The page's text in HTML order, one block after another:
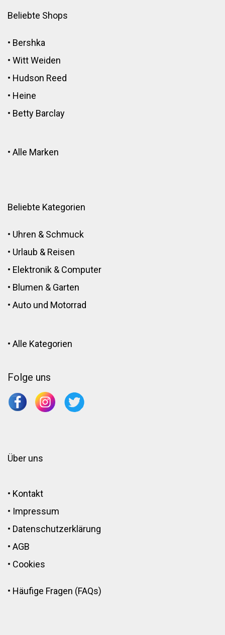
Beliebte Shops
• Bershka
• Witt Weiden
• Hudson Reed
• Heine
• Betty Barclay
• Alle Marken
Beliebte Kategorien
• Uhren & Schmuck
• Urlaub & Reisen
• Elektronik & Computer
• Blumen & Garten
• Auto und Motorrad
• Alle Kategorien
Folge uns
Über uns
• Kontakt
• Impressum
• Datenschutzerklärung
• AGB
• Cookies
• Häufige Fragen (FAQs)